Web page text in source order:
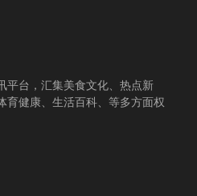
平台，汇集美食文化、热点新
育健康、生活百科、等多方面权